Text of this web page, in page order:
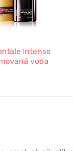
Intense
voda